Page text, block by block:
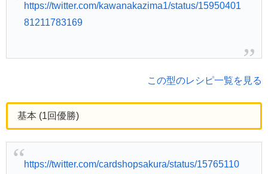
https://twitter.com/kawanakazima1/status/15950401
81211783169
この型のレシピ一覧を見る
基本 (1回優勝)
https://twitter.com/cardshopsakura/status/15765110